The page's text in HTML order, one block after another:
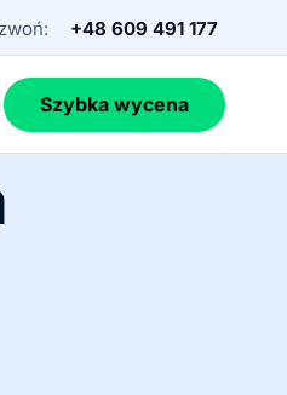
+48 609 491 177
Szybka wycena